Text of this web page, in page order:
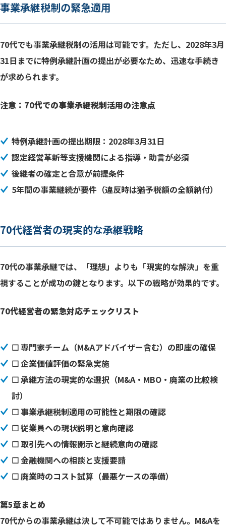
事業承継税制の緊急適用
70代でも事業承継税制の活用は可能です。ただし、2028年3月
31日までに特例承継計画の提出が必要なため、迅速な手続き
が求められます。
注意：70代での事業承継税制活用の注意点
特例承継計画の提出期限：2028年3月31日
認定経営革新等支援機関による指導・助言が必須
後継者の確定と合意が前提条件
5年間の事業継続が要件（違反時は猶予税額の全額納付）
70代経営者の現実的な承継戦略
70代の事業承継では、「理想」よりも「現実的な解決」を重
視することが成功の鍵となります。以下の戦略が効果的です。
70代経営者の緊急対応チェックリスト
☐ 専門家チーム（M&Aアドバイザー含む）の即座の確保
☐ 企業価値評価の緊急実施
☐ 承継方法の現実的な選択（M&A・MBO・廃業の比較検
討）
☐ 事業承継税制適用の可能性と期限の確認
☐ 従業員への現状説明と意向確認
☐ 取引先への情報開示と継続意向の確認
☐ 金融機関への相談と支援要請
☐ 廃業時のコスト試算（最悪ケースの準備）
第5章まとめ
70代からの事業承継は決して不可能ではありません。M&Aを